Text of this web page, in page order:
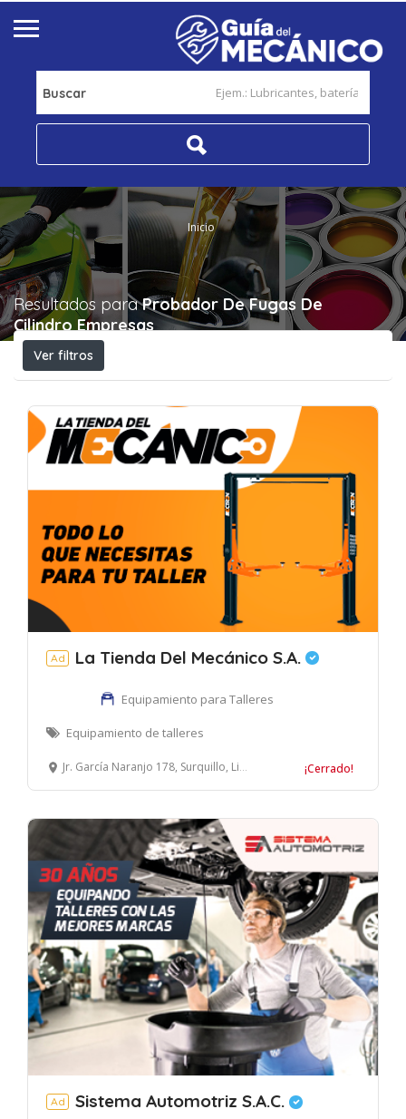
Buscar
Inicio
Resultados paraProbador De Fugas De
Cilindro Empresas
Ver filtros
Ad La Tienda Del Mecánico S.A.
Equipamiento para Talleres
Equipamiento de talleres
Jr. García Naranjo 178, Surquillo, Lima, Perú ¡Cerrado!
Ad Sistema Automotriz S.A.C.